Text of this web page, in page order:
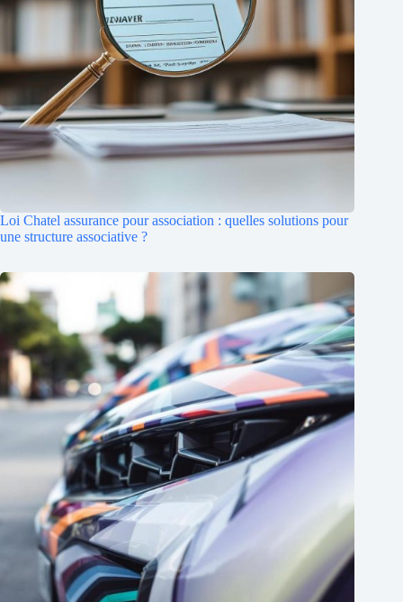
Loi Chatel assurance pour association : quelles solutions pour
une structure associative ?